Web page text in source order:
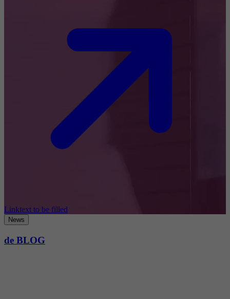
Linktext to be filled
News
de BLOG